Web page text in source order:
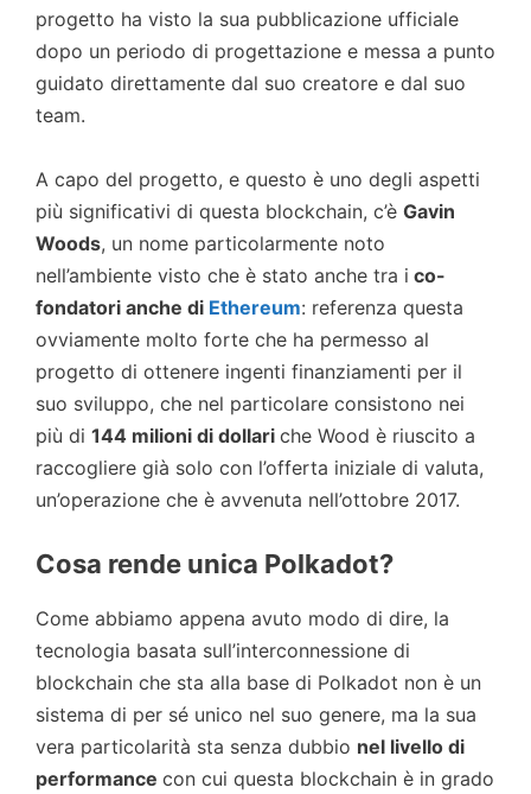
progetto ha visto la sua pubblicazione ufficiale
dopo un periodo di progettazione e messa a punto
guidato direttamente dal suo creatore e dal suo
team.
A capo del progetto, e questo è uno degli aspetti
più significativi di questa blockchain, c’è Gavin
Woods, un nome particolarmente noto
nell’ambiente visto che è stato anche tra i co-
fondatori anche di Ethereum: referenza questa
ovviamente molto forte che ha permesso al
progetto di ottenere ingenti finanziamenti per il
suo sviluppo, che nel particolare consistono nei
più di 144 milioni di dollari che Wood è riuscito a
raccogliere già solo con l’offerta iniziale di valuta,
un’operazione che è avvenuta nell’ottobre 2017.
Cosa rende unica Polkadot?
Come abbiamo appena avuto modo di dire, la
tecnologia basata sull’interconnessione di
blockchain che sta alla base di Polkadot non è un
sistema di per sé unico nel suo genere, ma la sua
vera particolarità sta senza dubbio nel livello di
performance con cui questa blockchain è in grado